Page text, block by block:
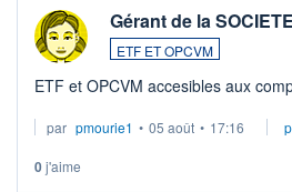
Gérant de la
ETF ET OPCVM
ETF et OPCVM accesibles
par pmourie1 • 05 août • 17:16
0j'aime